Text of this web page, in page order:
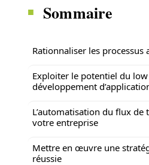
Sommaire
Rationnaliser les processus
Exploiter le potentiel du
développement
L’automatisation du flux
votre entreprise
Mettre en œuvre une
réussie